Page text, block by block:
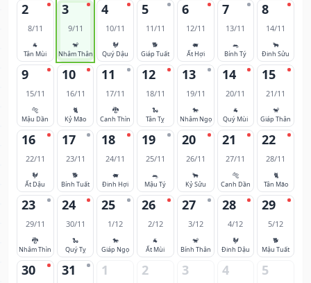
2
8/11
🐐
Tân Mùi
3
9/11
🐒
Nhâm Thân
4
10/11
🐓
Quý Dậu
5
11/11
🐕
Giáp Tuất
6
12/11
🐖
Ất Hợi
7
13/11
🐀
Bính Tý
8
14/11
🐂
Đinh Sửu
9
15/11
🐅
Mậu Dần
10
16/11
🐈
Kỷ Mão
11
17/11
🐉
Canh Thìn
12
18/11
🐍
Tân Tỵ
13
19/11
🐎
Nhâm Ngọ
14
20/11
🐐
Quý Mùi
15
21/11
🐒
Giáp Thân
16
22/11
🐓
Ất Dậu
17
23/11
🐕
Bính Tuất
18
24/11
🐖
Đinh Hợi
19
25/11
🐀
Mậu Tý
20
26/11
🐂
Kỷ Sửu
21
27/11
🐅
Canh Dần
22
28/11
🐈
Tân Mão
23
29/11
🐉
Nhâm Thìn
24
30/11
🐍
Quý Tỵ
25
1/12
🐎
Giáp Ngọ
26
2/12
🐐
Ất Mùi
27
3/12
🐒
Bính Thân
28
4/12
🐓
Đinh Dậu
29
5/12
🐕
Mậu Tuất
30 31 1 2 3 4 5